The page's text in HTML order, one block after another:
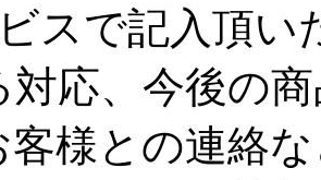
スで記入頂い
対応、今後の
客様との連絡